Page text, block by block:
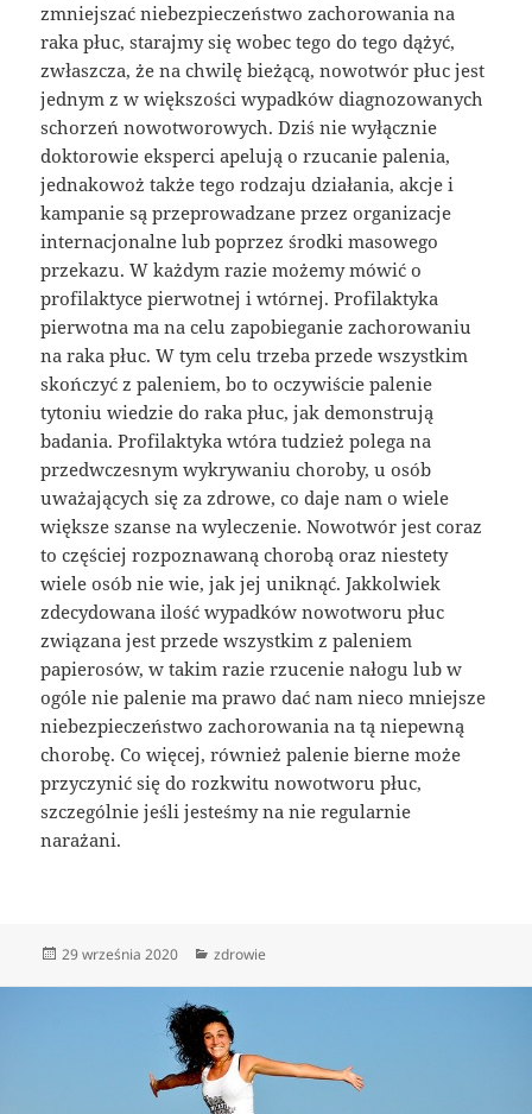
zmniejszać niebezpieczeństwo zachorowania na
raka płuc, starajmy się wobec tego do tego dążyć,
zwłaszcza, że na chwilę bieżącą, nowotwór płuc jest
jednym z w większości wypadków diagnozowanych
schorzeń nowotworowych. Dziś nie wyłącznie
doktorowie eksperci apelują o rzucanie palenia,
jednakowoż także tego rodzaju działania, akcje i
kampanie są przeprowadzane przez organizacje
internacjonalne lub poprzez środki masowego
przekazu. W każdym razie możemy mówić o
profilaktyce pierwotnej i wtórnej. Profilaktyka
pierwotna ma na celu zapobieganie zachorowaniu
na raka płuc. W tym celu trzeba przede wszystkim
skończyć z paleniem, bo to oczywiście palenie
tytoniu wiedzie do raka płuc, jak demonstrują
badania. Profilaktyka wtóra tudzież polega na
przedwczesnym wykrywaniu choroby, u osób
uważających się za zdrowe, co daje nam o wiele
większe szanse na wyleczenie. Nowotwór jest coraz
to częściej rozpoznawaną chorobą oraz niestety
wiele osób nie wie, jak jej uniknąć. Jakkolwiek
zdecydowana ilość wypadków nowotworu płuc
związana jest przede wszystkim z paleniem
papierosów, w takim razie rzucenie nałogu lub w
ogóle nie palenie ma prawo dać nam nieco mniejsze
niebezpieczeństwo zachorowania na tą niepewną
chorobę. Co więcej, również palenie bierne może
przyczynić się do rozkwitu nowotworu płuc,
szczególnie jeśli jesteśmy na nie regularnie
narażani.
Data
29 września 2020 Kategorie
zdrowie